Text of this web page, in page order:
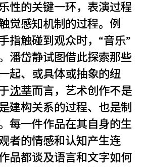
性的关键一环，表演过程
觉感知机制的过程。例
指触碰到观众时，“音乐”
潘岱静试图借此探索那些
起、或具体或抽象的纽
沈莘而言，艺术创作不是
建构关系的过程、也是制
每一件作品在其自身的生
者的情感和认知产生连
品都谈及语言和文字如何